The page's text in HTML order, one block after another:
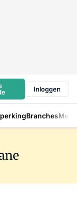
Inloggen
Branches